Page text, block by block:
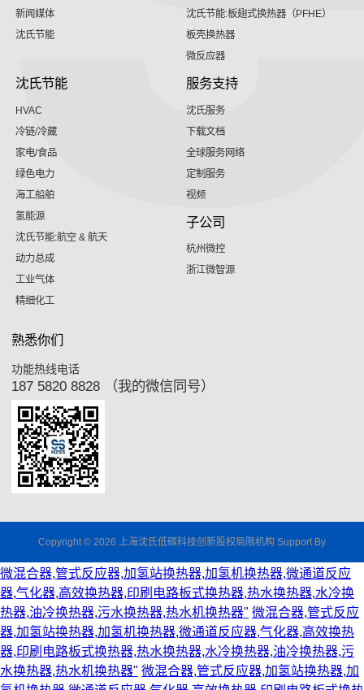
新闻媒体
沈氏节能
沈氏节能:板翅式换热器（PFHE）
板壳换热器
微反应器
沈氏节能
HVAC
冷链/冷藏
家电/食品
绿色电力
海工船舶
氢能源
沈氏节能:航空 & 航天
动力总成
工业气体
精细化工
服务支持
沈氏服务
下载文档
全球服务网络
定制服务
视频
子公司
杭州微控
浙江微智源
熟悉你们
功能热线电话
187 5820 8828 （我的微信同号）
Copyright © 2026 上海沈氏低碳科技创新股权局限机构 Support By
微混合器,管式反应器,加氢站换热器,加氢机换热器,微通道反应
器,气化器,高效换热器,印刷电路板式换热器,热水换热器,水冷换
热器,油冷换热器,污水换热器,热水机换热器" 微混合器,管式反应
器,加氢站换热器,加氢机换热器,微通道反应器,气化器,高效换热
器,印刷电路板式换热器,热水换热器,水冷换热器,油冷换热器,污
水换热器,热水机换热器" 微混合器,管式反应器,加氢站换热器,加